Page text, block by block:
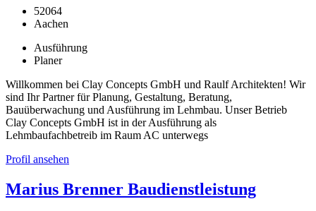
52064
Aachen
Ausführung
Planer
Willkommen bei Clay Concepts GmbH und Raulf Architekten! Wir
sind Ihr Partner für Planung, Gestaltung, Beratung,
Bauüberwachung und Ausführung im Lehmbau. Unser Betrieb
Clay Concepts GmbH ist in der Ausführung als
Lehmbaufachbetreib im Raum AC unterwegs
Profil ansehen
Marius Brenner Baudienstleistung